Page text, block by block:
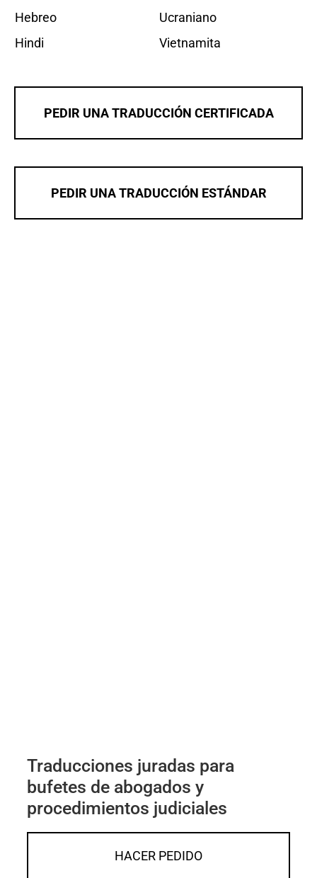
Hebreo
Hindi
Ucraniano
Vietnamita
PEDIR UNA TRADUCCIÓN CERTIFICADA
PEDIR UNA TRADUCCIÓN ESTÁNDAR
Traducciones juradas para
bufetes de abogados y
procedimientos judiciales
HACER PEDIDO